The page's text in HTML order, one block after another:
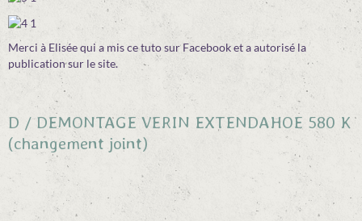
Merci à Elisée qui a mis ce tuto sur Facebook et a autorisé la
publication sur le site.
D / DEMONTAGE VERIN EXTENDAHOE 580 K
(changement joint)